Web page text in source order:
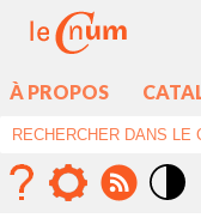
À PROPOS